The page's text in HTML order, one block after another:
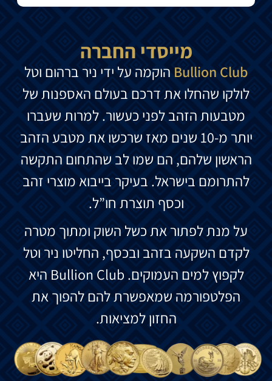
מייסדי החברה
Bullion Club הוקמה על ידי ניר ברהום וטל
לולקו שהחלו את דרכם בעולם האספנות של
מטבעות הזהב לפני כעשור. למרות שעברו
יותר מ-10 שנים מאז שרכשו את מטבע הזהב
הראשון שלהם, הם שמו לב שהתחום התקשה
להתרומם בישראל. בעיקר בייבוא מוצרי זהב
וכסף תוצרת חו”ל.
על מנת לפתור את כשל השוק ומתוך מטרה
לקדם השקעה בזהב ובכסף, החליטו ניר וטל
לקפוץ למים העמוקים. Bullion Club היא
הפלטפורמה שמאפשרת להם להפוך את
החזון למציאות.